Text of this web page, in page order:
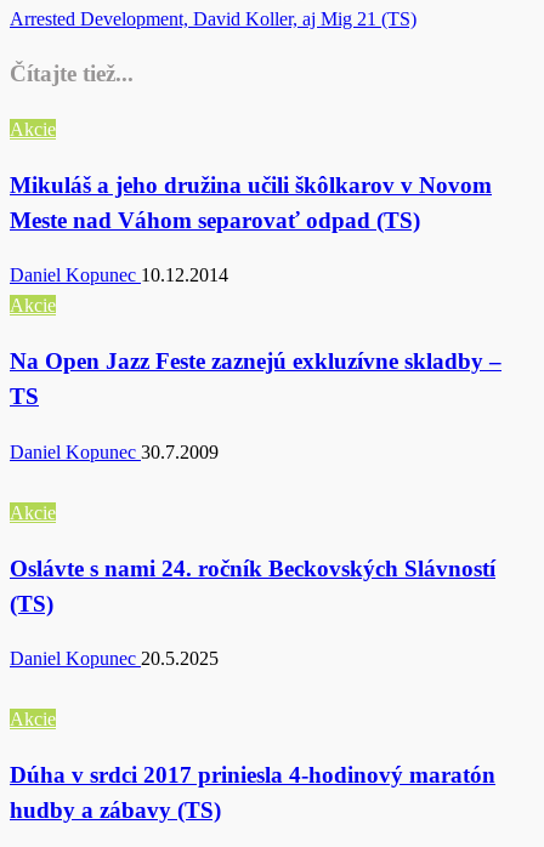
Post
Arrested Development, David Koller, aj Mig 21 (TS)
Čítajte tiež...
Akcie
Mikuláš a jeho družina učili škôlkarov v Novom
Meste nad Váhom separovať odpad (TS)
Daniel Kopunec 10.12.2014
Akcie
Na Open Jazz Feste zaznejú exkluzívne skladby –
TS
Daniel Kopunec 30.7.2009
Akcie
Oslávte s nami 24. ročník Beckovských Slávností
(TS)
Daniel Kopunec 20.5.2025
Akcie
Dúha v srdci 2017 priniesla 4-hodinový maratón
hudby a zábavy (TS)